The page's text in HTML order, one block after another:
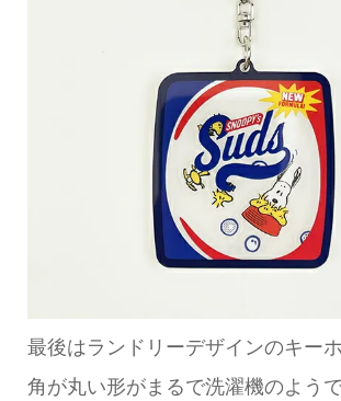
最後はランドリーデザインのキーホ
角が丸い形がまるで洗濯機のよう